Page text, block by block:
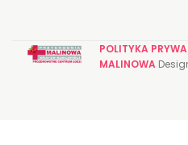
POLITYKA
MALINOWA